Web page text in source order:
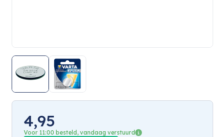
4,95
Voor 11:00 besteld, vandaag verstuurd